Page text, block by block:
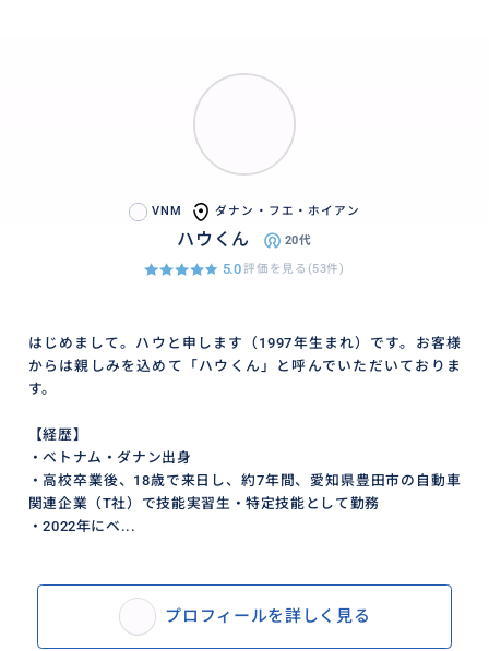
VNM ダナン・フエ・ホイアン
ハウくん 20代
5.0評価を見る(53件)
はじめまして。ハウと申します（1997年生まれ）です。お客様
からは親しみを込めて「ハウくん」と呼んでいただいておりま
す。
【経歴】
・ベトナム・ダナン出身
・高校卒業後、18歳で来日し、約7年間、愛知県豊田市の自動車
関連企業（T社）で技能実習生・特定技能として勤務
・2022年にベ...
プロフィールを詳しく見る